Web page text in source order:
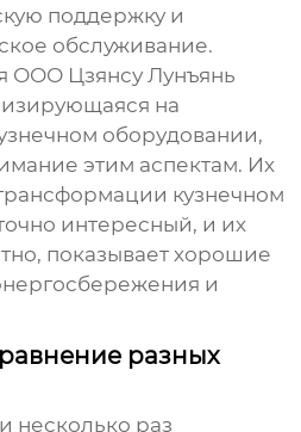
поддержку и
обслуживание.
ООО Цзянсу Лунъянь
на
оборудовании,
этим аспектам. Их
кузнечном
интересный, и их
показывает хорошие
и
разных
несколько раз